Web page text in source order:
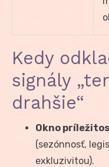
Kedy
signály
drahšie“
Okno
(sezónnosť,
exkluzivitou).